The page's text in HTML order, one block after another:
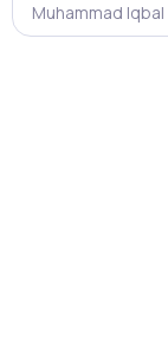
Muhammad Iqbal